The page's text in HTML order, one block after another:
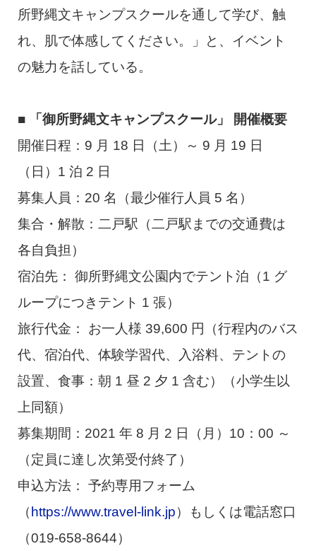
所野縄文キャンプスクールを通して学び、触
れ、肌で体感してください。」と、イベント
の魅力を話している。
■ 「御所野縄文キャンプスクール」 開催概要
開催日程：9 月 18 日（土）～ 9 月 19 日
（日）1 泊 2 日
募集人員：20 名（最少催行人員 5 名）
集合・解散：二戸駅（二戸駅までの交通費は
各自負担）
宿泊先： 御所野縄文公園内でテント泊（1 グ
ループにつきテント 1 張）
旅行代金： お一人様 39,600 円（行程内のバス
代、宿泊代、体験学習代、入浴料、テントの
設置、食事：朝 1 昼 2 夕 1 含む）（小学生以
上同額）
募集期間：2021 年 8 月 2 日（月）10：00 ～
（定員に達し次第受付終了）
申込方法： 予約専用フォーム
（ https://www.travel-link.jp）もしくは電話窓口
（019-658-8644）